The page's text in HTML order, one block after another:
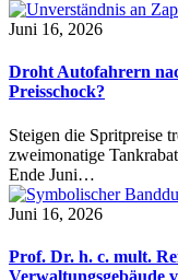
Juni 16, 2026
Droht Autofahrern
Preisschock?
Steigen die Spritpreise
zweimonatige
Ende Juni…
Juni 16, 2026
Prof. Dr. h. c. mult.
Verwaltungsgebäude